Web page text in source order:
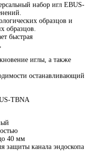
набор игл EBUS-
образцов и
образцов.
быстрая
иглы, а также
останавливающий
TBNA
40 мм
защиты канала эндоскопа